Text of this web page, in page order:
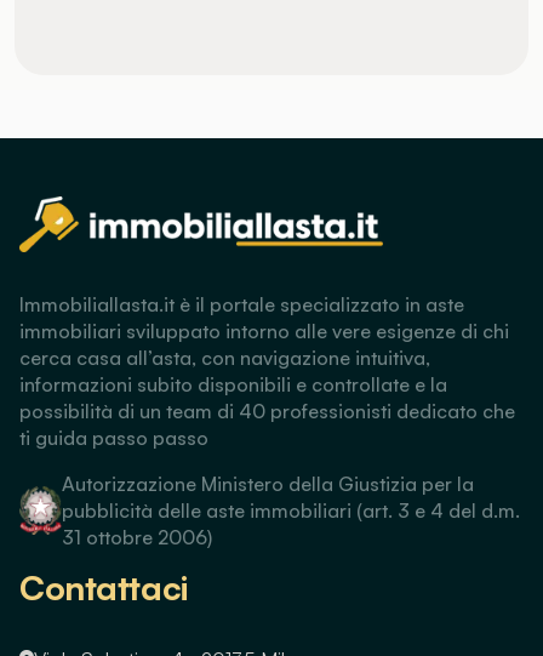
Immobiliallasta.it è il portale specializzato in aste
immobiliari sviluppato intorno alle vere esigenze di chi
cerca casa all’asta, con navigazione intuitiva,
informazioni subito disponibili e controllate e la
possibilità di un team di 40 professionisti dedicato che
ti guida passo passo
Autorizzazione Ministero della Giustizia per la
pubblicità delle aste immobiliari (art. 3 e 4 del d.m.
31 ottobre 2006)
Contattaci